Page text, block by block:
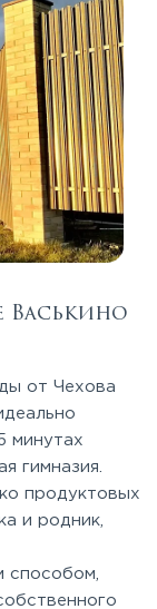
Васькино
от Чехова
минутах
гимназия.
продуктовых
и родник,
способом,